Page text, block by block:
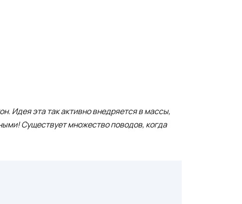
Идея эта так активно внедряется в массы,
Существует множество поводов, когда